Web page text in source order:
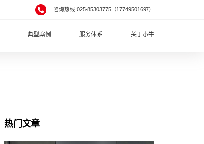
咨询热线:025-85303775（17749501697）
典型案例 服务体系 关于小牛
热门文章